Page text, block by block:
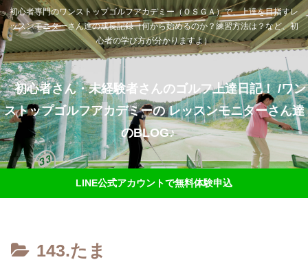
初心者専門のワンストップゴルフアカデミー（ＯＳＧＡ）で、上達を目指すレ
ッスンモニターさん達の成長記録（何から始めるのか？練習方法は？など、初
心者の学び方が分かりますよ）
初心者さん・未経験者さんのゴルフ上達日記！ /ワン
ストップゴルフアカデミーの レッスンモニターさん達
のBLOG♪
LINE公式アカウントで無料体験申込
143.たま